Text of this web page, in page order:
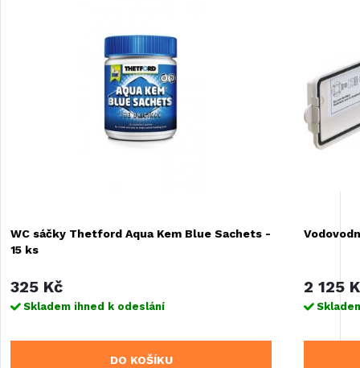
WC sáčky Thetford Aqua Kem Blue Sachets -
15 ks
325 Kč
Skladem ihned k odeslání
DO KOŠÍKU
2 125